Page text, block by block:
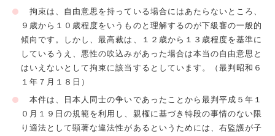
拘束は、自由意思を持っている場合にはあたらないところ、
９歳から１０歳程度をいうものと理解するのが下級審の一般的
傾向です。しかし、最高裁は、１２歳から１３歳程度を基準に
しているうえ、悪性の吹込みがあった場合は本当の自由意思と
はいえないとして拘束に該当するとしています。（最判昭和６
１年７月１８日）
本件は、日本人同士の争いであったことから最判平成５年１
０月１９日の規範を利用し、親権に基づき特段の事情のない限
り適法として顕著な違法性があるというためには、右監護が子